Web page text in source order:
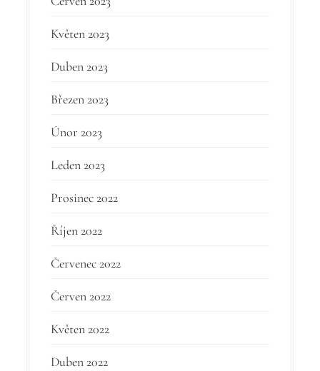
Květen 2023
Duben 2023
Březen 2023
Únor 2023
Leden 2023
Prosinec 2022
Říjen 2022
Červenec 2022
Červen 2022
Květen 2022
Duben 2022